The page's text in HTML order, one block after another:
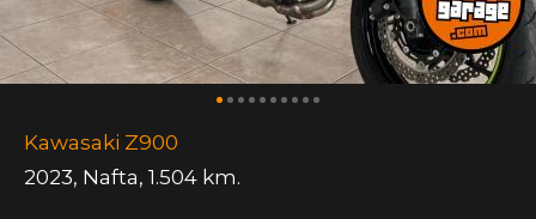
Kawasaki Z900
2023, Nafta, 1.504 km.